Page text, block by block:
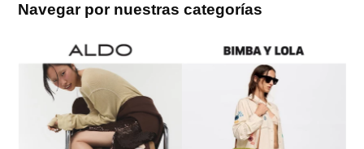
Navegar por nuestras categorías